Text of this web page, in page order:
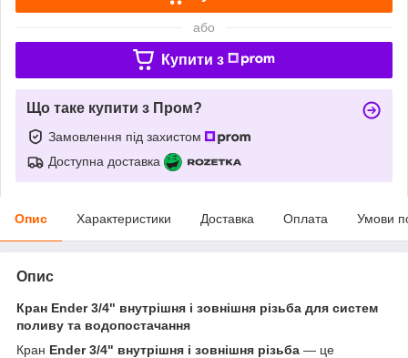
або
Купити з
Що таке купити з Пром?
Замовлення під захистом
Доступна доставка
Опис Характеристики Доставка Оплата Умови
Опис
Кран Ender 3/4" внутрішня і зовнішня різьба для систем
поливу та водопостачання
Кран Ender 3/4" внутрішня і зовнішня різьба — це